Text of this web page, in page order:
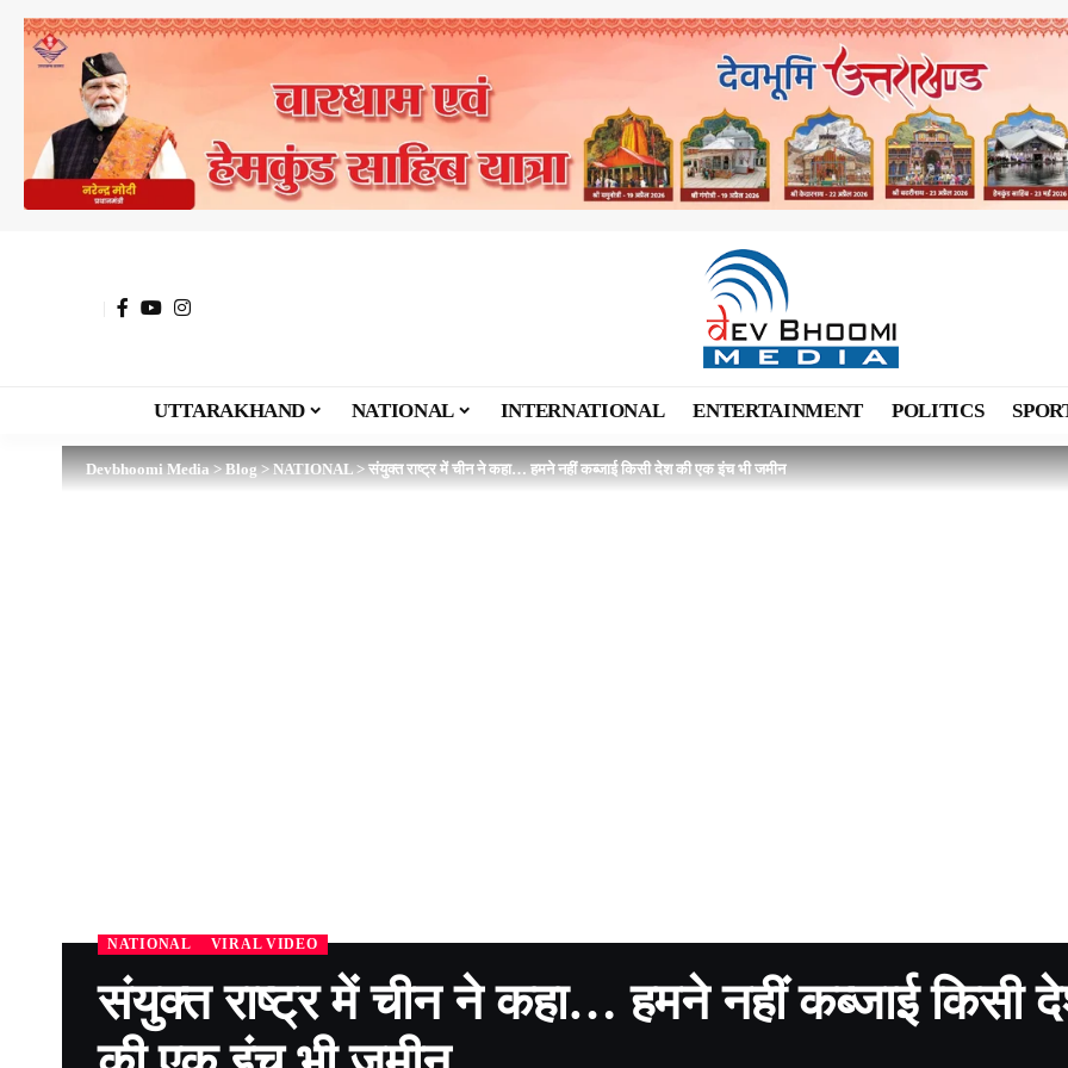
UTTARAKHAND NATIONAL INTERNATIONAL ENTERTAINMENT POLITICS
Devbhoomi Media>Blog>NATIONAL>संयुक्त राष्ट्र में चीन ने कहा… हमने नहीं कब्जाई किसी देश की एक इंच भी जमीन
NATIONAL VIRAL VIDEO
संयुक्त राष्ट्र में चीन ने कहा… हमने नहीं कब्जाई किसी